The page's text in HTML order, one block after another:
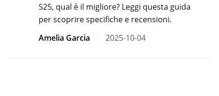
S25, qual è il migliore? Leggi questa guida
per scoprire specifiche e recensioni.
Amelia Garcia
2025-10-04